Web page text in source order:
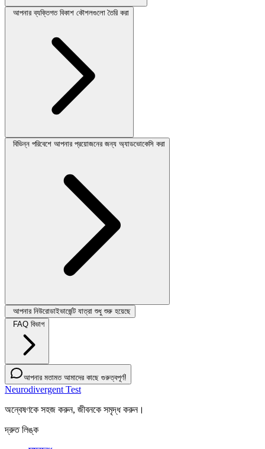
আপনার ব্যক্তিগত বিকাশ কৌশলগুলো তৈরি করা
বিভিন্ন পরিবেশে আপনার প্রয়োজনের জন্য অ্যাডভোকেসি করা
আপনার নিউরোডাইভার্জেন্ট যাত্রা শুধু শুরু হয়েছে
FAQ বিভাগ
আপনার মতামত আমাদের কাছে গুরুত্বপূর্ণ!
Neurodivergent Test
অন্বেষণকে সহজ করুন, জীবনকে সমৃদ্ধ করুন।
দ্রুত লিঙ্ক